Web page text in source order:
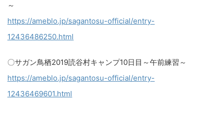
～
https://ameblo.jp/sagantosu-official/entry-
12436486250.html​
〇サガン鳥栖2019読谷村キャンプ10日目～午前練習～
https://ameblo.jp/sagantosu-official/entry-
12436469601.html